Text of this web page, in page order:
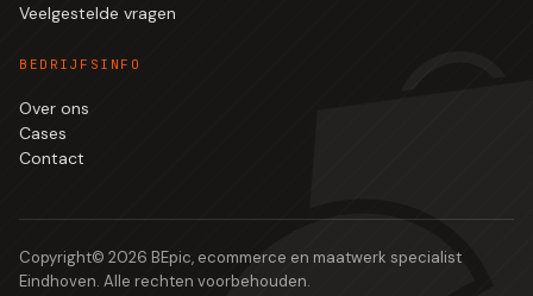
Veelgestelde vragen
BEDRIJFSINFO
Over ons
Cases
Contact
Copyright© 2026 BEpic, ecommerce en maatwerk specialist
Eindhoven. Alle rechten voorbehouden.